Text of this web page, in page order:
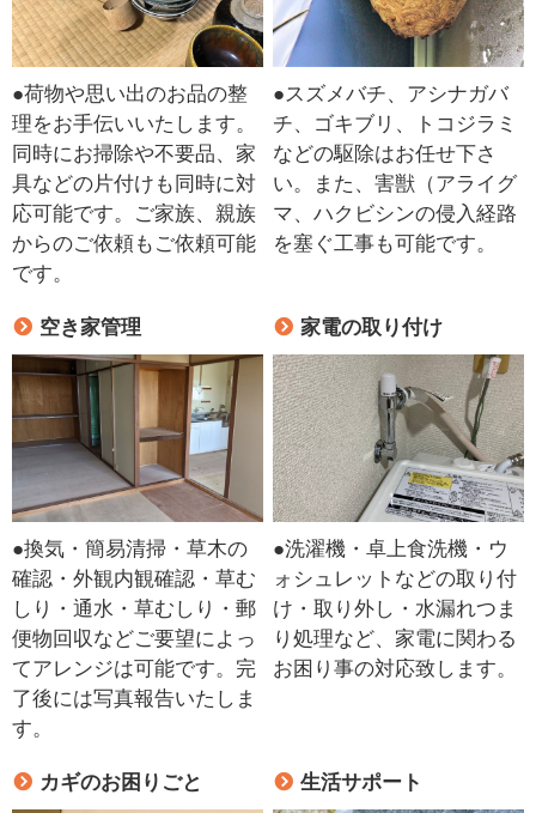
●荷物や思い出のお品の整
理をお手伝いいたします。
同時にお掃除や不要品、家
具などの片付けも同時に対
応可能です。ご家族、親族
からのご依頼もご依頼可能
です。
●スズメバチ、アシナガバ
チ、ゴキブリ、トコジラミ
などの駆除はお任せ下さ
い。また、害獣（アライグ
マ、ハクビシンの侵入経路
を塞ぐ工事も可能です。
空き家管理
●換気・簡易清掃・草木の
確認・外観内観確認・草む
しり・通水・草むしり・郵
便物回収などご要望によっ
てアレンジは可能です。完
了後には写真報告いたしま
す。
家電の取り付け
●洗濯機・卓上食洗機・ウ
ォシュレットなどの取り付
け・取り外し・水漏れつま
り処理など、家電に関わる
お困り事の対応致します。
カギのお困りごと 生活サポート